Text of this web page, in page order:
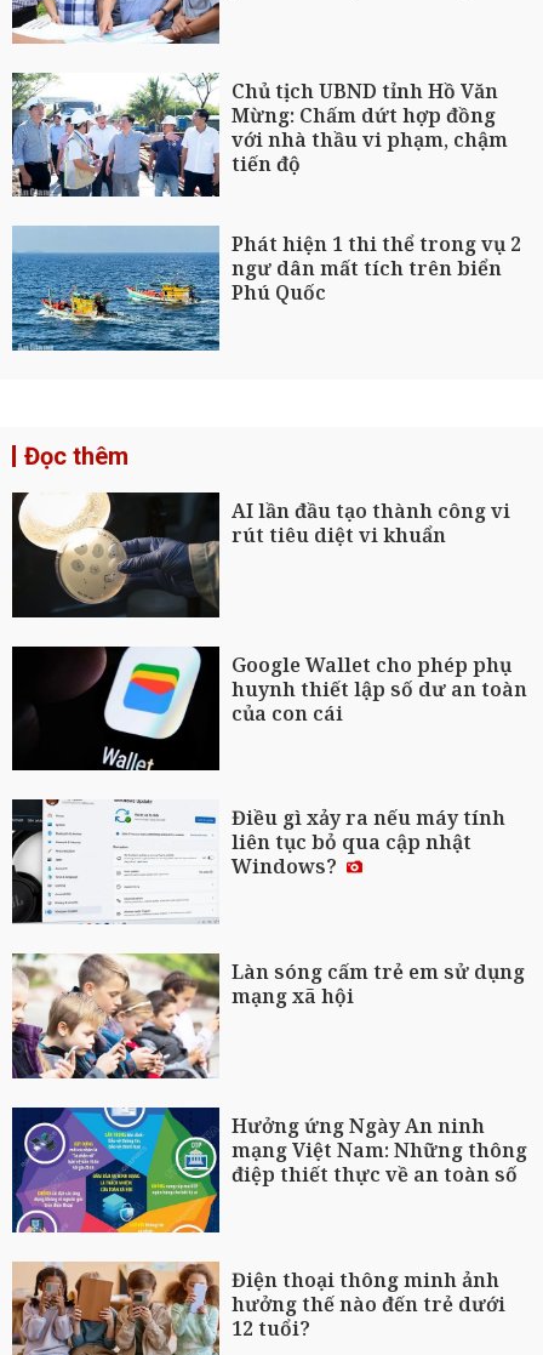
Chủ tịch UBND tỉnh Hồ Văn
Mừng: Chấm dứt hợp đồng
với nhà thầu vi phạm, chậm
tiến độ
Phát hiện 1 thi thể trong vụ 2
ngư dân mất tích trên biển
Phú Quốc
Đọc thêm
AI lần đầu tạo thành công vi
rút tiêu diệt vi khuẩn
Google Wallet cho phép phụ
huynh thiết lập số dư an toàn
của con cái
Điều gì xảy ra nếu máy tính
liên tục bỏ qua cập nhật
Windows?
Làn sóng cấm trẻ em sử dụng
mạng xã hội
Hưởng ứng Ngày An ninh
mạng Việt Nam: Những thông
điệp thiết thực về an toàn số
Điện thoại thông minh ảnh
hưởng thế nào đến trẻ dưới
12 tuổi?